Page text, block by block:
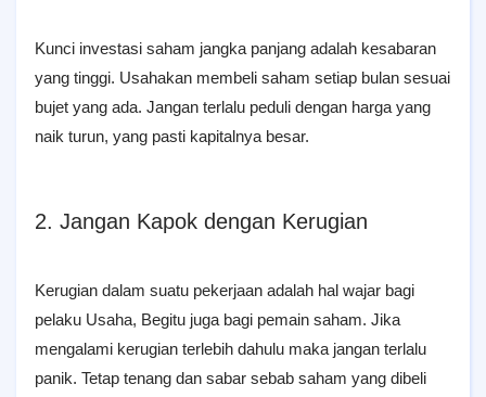
Kunci investasi saham jangka panjang adalah kesabaran
yang tinggi. Usahakan membeli saham setiap bulan sesuai
bujet yang ada. Jangan terlalu peduli dengan harga yang
naik turun, yang pasti kapitalnya besar.
2. Jangan Kapok dengan Kerugian
Kerugian dalam suatu pekerjaan adalah hal wajar bagi
pelaku Usaha, Begitu juga bagi pemain saham. Jika
mengalami kerugian terlebih dahulu maka jangan terlalu
panik. Tetap tenang dan sabar sebab saham yang dibeli